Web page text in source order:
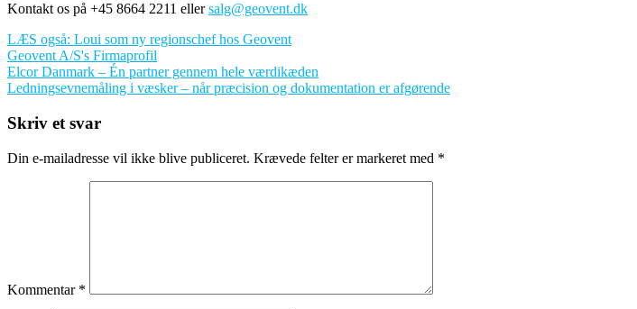
Kontakt os på +45 8664 2211 ellersalg@geovent.dk
LÆS også: Loui som ny regionschef hos Geovent
Geovent A/S's Firmaprofil
Indlægsnavigation
Elcor Danmark – Én partner gennem hele værdikæden
Ledningsevnemåling i væsker – når præcision og dokumentation er afgørende
Skriv et svar
Din e-mailadresse vil ikke blive publiceret. Krævede felter er markeret med *
Kommentar *